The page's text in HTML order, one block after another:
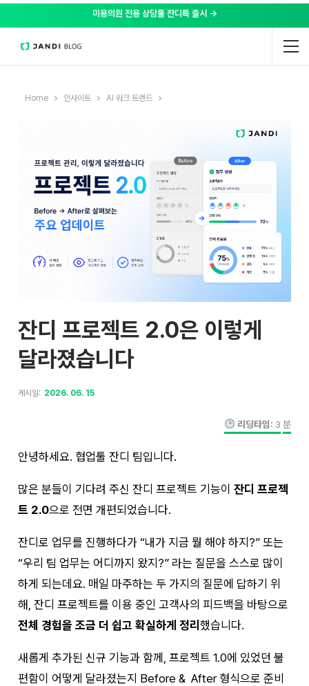
미용의원 전용 상담툴 잔디톡 출시 →
Home 인사이트 AI 워크 트렌드
잔디 프로젝트 2.0은 이렇게
달라졌습니다
게시일: 2026. 06. 15
리딩타임: 3 분
안녕하세요. 협업툴 잔디 팀입니다.
많은 분들이 기다려 주신 잔디 프로젝트 기능이잔디 프로젝
트 2.0으로 전면 개편되었습니다.
잔디로 업무를 진행하다가 “내가 지금 뭘 해야 하지?” 또는
“우리 팀 업무는 어디까지 왔지?” 라는 질문을 스스로 많이
하게 되는데요. 매일 마주하는 두 가지의 질문에 답하기 위
해, 잔디 프로젝트를 이용 중인 고객사의 피드백을 바탕으로
전체 경험을 조금 더 쉽고 확실하게 정리했습니다.
새롭게 추가된 신규 기능과 함께, 프로젝트 1.0에 있었던 불
편함이 어떻게 달라졌는지 Before & After 형식으로 준비